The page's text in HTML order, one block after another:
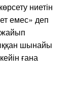
ниетін
емес» деп
жайып
шынайы
ғана